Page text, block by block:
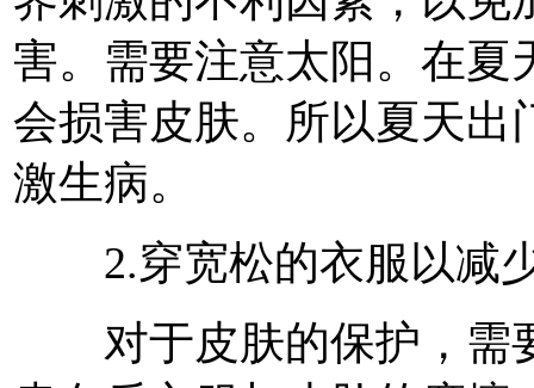
害。需要注意太阳。在夏
会损害皮肤。所以夏天出
激生病。
2.穿宽松的衣服以减
对于皮肤的保护，需